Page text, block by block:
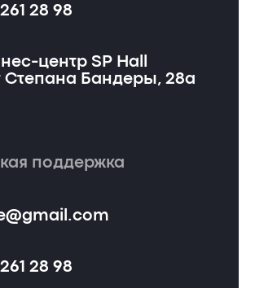
28 98
центр SP Hall
Степана Бандеры, 28а
поддержка
28 98